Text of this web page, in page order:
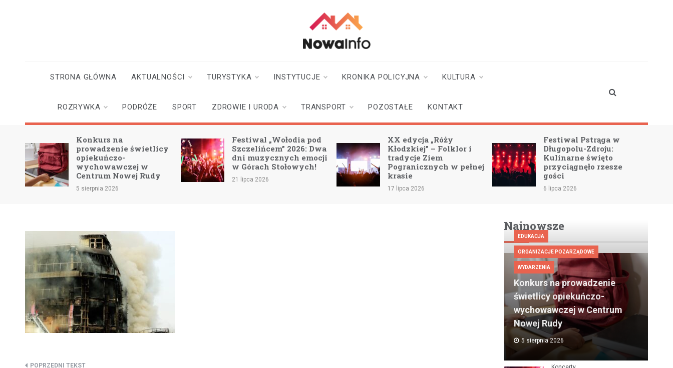
STRONA GŁÓWNA AKTUALNOŚCI TURYSTYKA INSTYTUCJE KRONIKA POLICYJNA KULTURA
ROZRYWKA PODRÓŻE SPORT ZDROWIE I URODA TRANSPORT POZOSTAŁE KONTAKT
Konkurs na
prowadzenie świetlicy
opiekuńczo-
wychowawczej w
Centrum Nowej Rudy
5 sierpnia 2026
Festiwal „Wołodia pod
Szczelińcem” 2026: Dwa
dni muzycznych emocji
w Górach Stołowych!
21 lipca 2026
XX edycja „Róży
Kłodzkiej” – Folklor i
tradycje Ziem
Pogranicznych w pełnej
krasie
17 lipca 2026
Festiwal Pstrąga w
Długopolu-Zdroju:
Kulinarne święto
przyciągnęło rzesze
gości
6 lipca 2026
Najnowsze
EDUKACJA
ORGANIZACJE POZARZĄDOWE
WYDARZENIA
Konkurs na prowadzenie
świetlicy opiekuńczo-
wychowawczej w Centrum
Nowej Rudy
5 sierpnia 2026